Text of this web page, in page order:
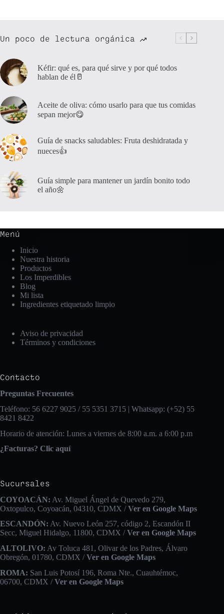
Un poco de lectura orgánica
Kéfir: qué es, para qué sirve y por qué todos
hablan de él🥛
Aceite de oliva: cómo usarlo para que tus comidas
sepan mejor😋
Guía de snacks saludables: Fruta deshidratada y
nueces👍
Guía simple para mantener un jardín bonito todo
el año🌼
Menú
Inicio
Nuestra historia
Productos
Los Imperdibles
Blog
Mi lista
Ingredientes etiquetado limpio
Aviso de privacidad
Términos y condiciones
Contacto
Preguntas Frecuentes
Teléfono: 56 6227 9025 / 55 5351 3715 | Whatsapp: (+52) 55
8421 8422
Horario de atención: Lunes a viernes de 8:00 a.m. a 6:00 p.m
¿Facturas? Clic aquí
Sucursales
COYOACÁN: Av. Miguel Ángel de Quevedo 279,
Oxtopulco, Coyoacán, 04310, CDMX / Ver en Google Maps
ESCANDÓN: Av. Nuevo León 257, código 2, Escandón II
Secc, Miguel Hidalgo, 11800, CDMX /Ver en Google Maps
ALTOLIVO: Av Toluca 481, Olivar de los Padres, Álvaro
Obregón, 01780, CDMX /Ver en Google Maps
ROMA: San Luis Potosí 196, Roma Nte., Cuauhtémoc,
06700, CDMX /Ver en Google Maps